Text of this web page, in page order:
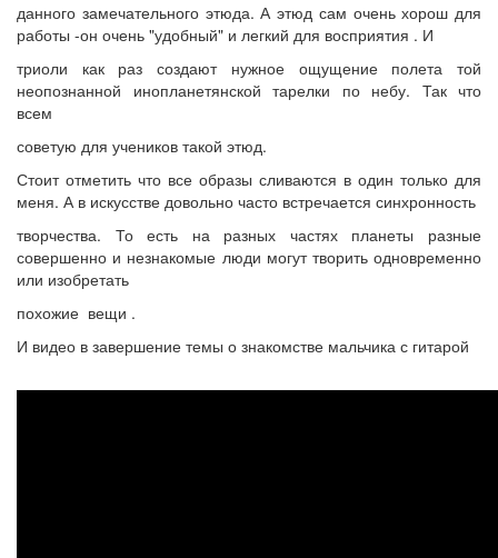
данного замечательного этюда. А этюд сам очень хорош для
работы -он очень "удобный" и легкий для восприятия . И
триоли как раз создают нужное ощущение полета той
неопознанной инопланетянской тарелки по небу. Так что
всем
советую для учеников такой этюд.
Стоит отметить что все образы сливаются в один только для
меня. А в искусстве довольно часто встречается синхронность
творчества. То есть на разных частях планеты разные
совершенно и незнакомые люди могут творить одновременно
или изобретать
похожие вещи .
И видео в завершение темы о знакомстве мальчика с гитарой